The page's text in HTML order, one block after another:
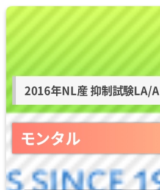
2016年NL産 抑制試験LA/A
モンタル